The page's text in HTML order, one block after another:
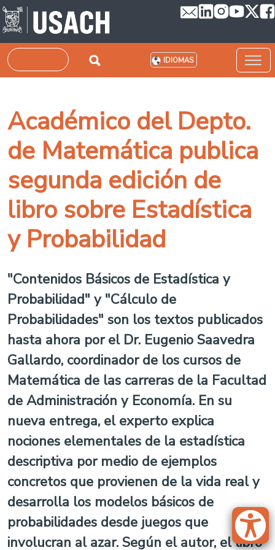
Pasar al contenido principal
Buscar IDIOMAS
Académico del Depto.
de Matemática publica
segunda edición de
libro sobre Estadística
y Probabilidad
"Contenidos Básicos de Estadística y
Probabilidad" y "Cálculo de
Probabilidades" son los textos publicados
hasta ahora por el Dr. Eugenio Saavedra
Gallardo, coordinador de los cursos de
Matemática de las carreras de la Facultad
de Administración y Economía. En su
nueva entrega, el experto explica
nociones elementales de la estadística
descriptiva por medio de ejemplos
concretos que provienen de la vida real y
desarrolla los modelos básicos de
probabilidades desde juegos que
involucran al azar. Según el autor, el libro